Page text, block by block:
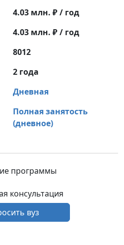
4.03 млн. ₽ / год
4.03 млн. ₽ / год
8012
2 года
Дневная
Полная занятость
(дневное)
программы
консультация
вуз